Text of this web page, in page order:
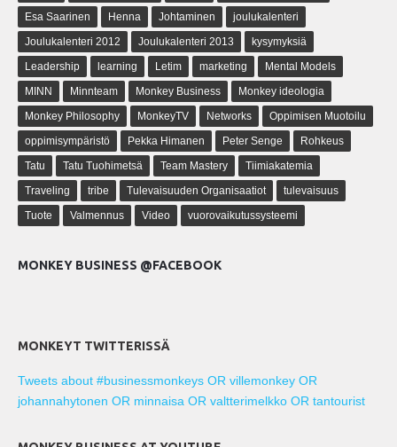
Esa Saarinen
Henna Johtaminen
joulukalenteri
Joulukalenteri 2012
Joulukalenteri 2013
kysymyksiä
Leadership
learning Letim marketing
Mental Models
MINN
Minnteam Monkey Business
Monkey ideologia
Monkey Philosophy
MonkeyTV Networks
Oppimisen Muotoilu
oppimisympäristö
Pekka Himanen Peter Senge
Rohkeus
Tatu
Tatu Tuohimetsä Team Mastery
Tiimiakatemia
Traveling
tribe Tulevaisuuden Organisaatiot
tulevaisuus
Tuote
Valmennus Video vuorovaikutussysteemi
MONKEY BUSINESS @FACEBOOK
MONKEYT TWITTERISSÄ
Tweets about #businessmonkeys OR villemonkey OR
johannahytonen OR minnaisa OR valtterimelkko OR tantourist